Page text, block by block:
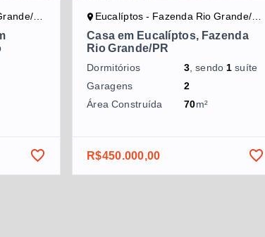
PR Eucalíptos - Fazenda Rio Grande/PR
Casa em Eucalíptos, Fazenda
Rio Grande/PR
Dormitórios 3, sendo1 suíte
Garagens
2
Área Construída
70m²
R$450.000,00